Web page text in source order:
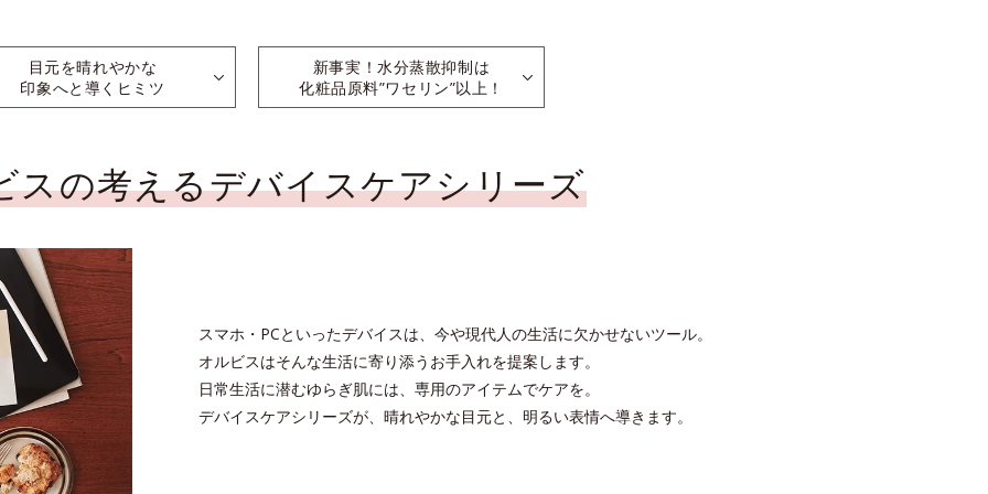
目元を晴れやかな
印象へと導くヒミツ
新事実！水分蒸散抑制は
化粧品原料”ワセリン”以上！
スの考えるデバイスケアシリーズ
スマホ・PCといったデバイスは、今や現代人の生活に欠かせないツール。
オルビスはそんな生活に寄り添うお手入れを提案します。
日常生活に潜むゆらぎ肌には、専用のアイテムでケアを。
デバイスケアシリーズが、晴れやかな目元と、明るい表情へ導きます。